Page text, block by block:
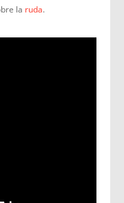
la ruda.